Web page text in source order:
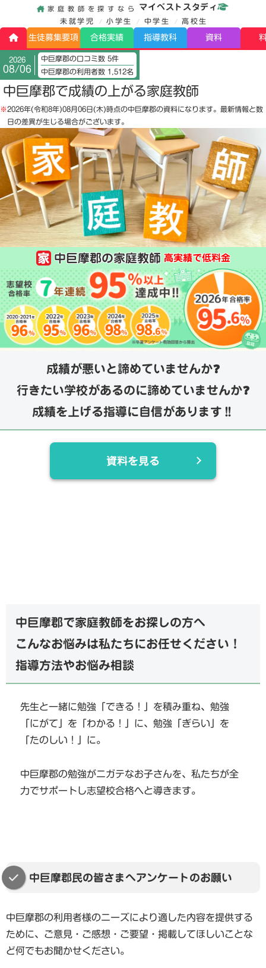
家庭教師を探すなら マイベストスタディ
未就学児 小学生 中学生 高校生
生徒募集要項 合格実績 指導教科 資料
2026
08/06
中巨摩郡の口コミ数 5件
中巨摩郡の利用者数 1,512名
中巨摩郡で成績の上がる家庭教師
※2026年(令和8年)08月06日(木)時点の中巨摩郡の資料になります。最新情報と数
日の差異が生じる場合がございます。
中巨摩郡の家庭教師 高実績で低料金
成績が悪いと諦めていませんか❓
行きたい学校があるのに諦めていませんか❓
成績を上げる指導に自信があります‼️
資料を見る
中巨摩郡で家庭教師をお探しの方へ
こんなお悩みは私たちにお任せください！
指導方法やお悩み相談
先生と一緒に勉強「できる！」を積み重ね、勉強
「にがて」を「わかる！」に、勉強「ぎらい」を
「たのしい！」に。
中巨摩郡の勉強がニガテなお子さんを、私たちが全
力でサポートし志望校合格へと導きます。
中巨摩郡民の皆さまへアンケートのお願い
中巨摩郡の利用者様のニーズにより適した内容を提供する
ために、ご意見・ご感想・ご要望・掲載してほしいことな
ど何でもお聞かせください。